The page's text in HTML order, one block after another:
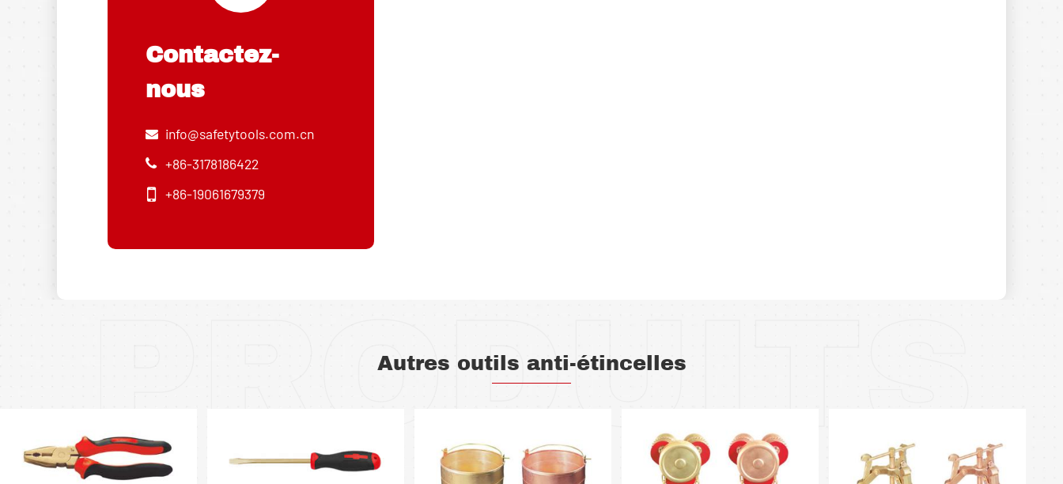
Contactez-
nous
info@safetytools.com.cn
+86-3178186422
+86-19061679379
PRODUITS
Autres outils anti-étincelles